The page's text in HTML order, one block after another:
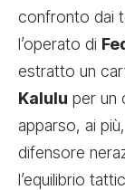
confronto dai
l’operato di
estratto un
Kalulu per un
apparso, ai
difensore
l’equilibrio